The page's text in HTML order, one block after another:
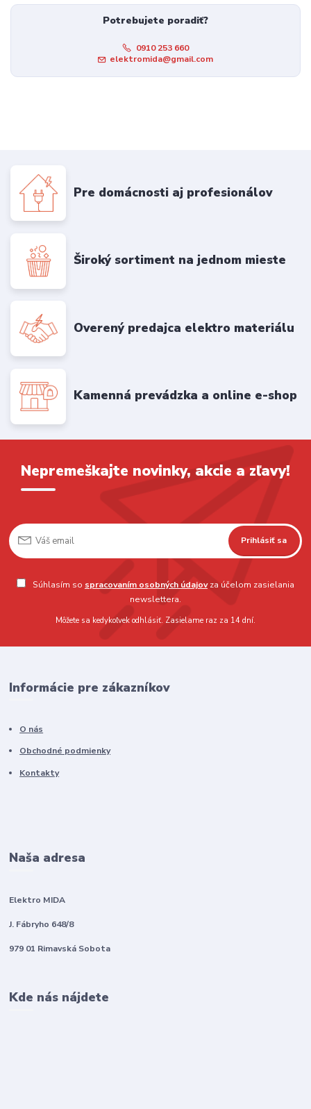
Potrebujete poradiť?
0910 253 660
elektromida@gmail.com
Pre domácnosti aj profesionálov
Široký sortiment na jednom mieste
Overený predajca elektro materiálu
Kamenná prevádzka a online e-shop
Nepremeškajte novinky, akcie a zľavy!
Prihlásiť sa
Súhlasím so spracovaním osobných údajovza účelom zasielania
newslettera.
Môžete sa kedykoľvek odhlásiť. Zasielame raz za 14 dní.
Informácie pre zákazníkov
O nás
Obchodné podmienky
Kontakty
Naša adresa
Elektro MIDA
J. Fábryho 648/8
979 01 Rimavská Sobota
Kde nás nájdete